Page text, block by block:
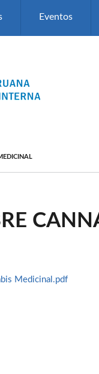
Eventos
Medicinal.pdf